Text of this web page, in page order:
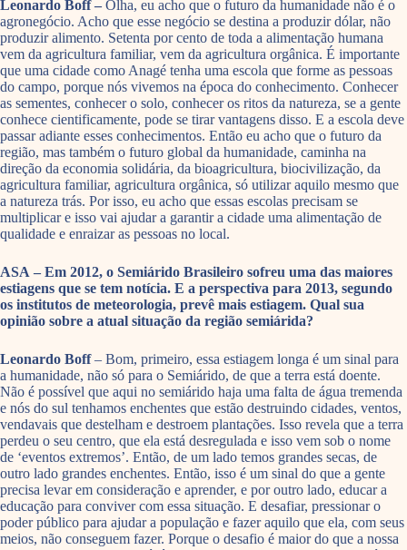
Leonardo Boff – Olha, eu acho que o futuro da humanidade não é o
agronegócio. Acho que esse negócio se destina a produzir dólar, não
produzir alimento. Setenta por cento de toda a alimentação humana
vem da agricultura familiar, vem da agricultura orgânica. É importante
que uma cidade como Anagé tenha uma escola que forme as pessoas
do campo, porque nós vivemos na época do conhecimento. Conhecer
as sementes, conhecer o solo, conhecer os ritos da natureza, se a gente
conhece cientificamente, pode se tirar vantagens disso. E a escola deve
passar adiante esses conhecimentos. Então eu acho que o futuro da
região, mas também o futuro global da humanidade, caminha na
direção da economia solidária, da bioagricultura, biocivilização, da
agricultura familiar, agricultura orgânica, só utilizar aquilo mesmo que
a natureza trás. Por isso, eu acho que essas escolas precisam se
multiplicar e isso vai ajudar a garantir a cidade uma alimentação de
qualidade e enraizar as pessoas no local.
ASA – Em 2012, o Semiárido Brasileiro sofreu uma das maiores
estiagens que se tem notícia. E a perspectiva para 2013, segundo
os institutos de meteorologia, prevê mais estiagem. Qual sua
opinião sobre a atual situação da região semiárida?
Leonardo Boff– Bom, primeiro, essa estiagem longa é um sinal para
a humanidade, não só para o Semiárido, de que a terra está doente.
Não é possível que aqui no semiárido haja uma falta de água tremenda
e nós do sul tenhamos enchentes que estão destruindo cidades, ventos,
vendavais que destelham e destroem plantações. Isso revela que a terra
perdeu o seu centro, que ela está desregulada e isso vem sob o nome
de ‘eventos extremos’. Então, de um lado temos grandes secas, de
outro lado grandes enchentes. Então, isso é um sinal do que a gente
precisa levar em consideração e aprender, e por outro lado, educar a
educação para conviver com essa situação. E desafiar, pressionar o
poder público para ajudar a população e fazer aquilo que ela, com seus
meios, não conseguem fazer. Porque o desafio é maior do que a nossa